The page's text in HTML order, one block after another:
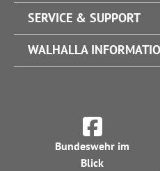
SERVICE & SUPPORT
WALHALLA
Bundeswehr im
Blick